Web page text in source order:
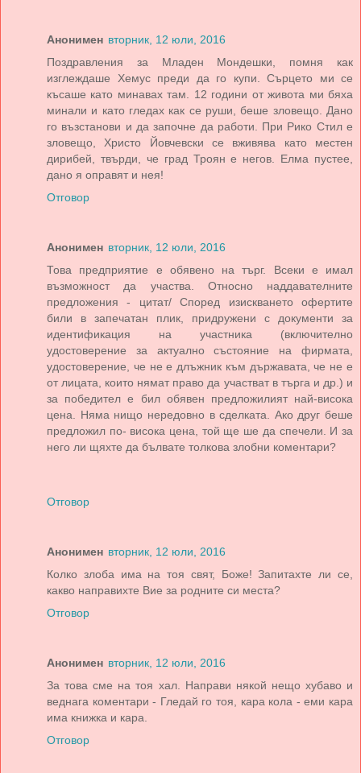
Анонимен вторник, 12 юли, 2016
Поздравления за Младен Мондешки, помня как
изглеждаше Хемус преди да го купи. Сърцето ми се
късаше като минавах там. 12 години от живота ми бяха
минали и като гледах как се руши, беше зловещо. Дано
го възстанови и да започне да работи. При Рико Стил е
зловещо, Христо Йовчевски се вживява като местен
дирибей, твърди, че град Троян е негов. Елма пустее,
дано я оправят и нея!
Отговор
Анонимен вторник, 12 юли, 2016
Това предприятие е обявено на търг. Всеки е имал
възможност да участва. Относно наддавателните
предложения - цитат/ Според изискването офертите
били в запечатан плик, придружени с документи за
идентификация на участника (включително
удостоверение за актуално състояние на фирмата,
удостоверение, че не е длъжник към държавата, че не е
от лицата, които нямат право да участват в търга и др.) и
за победител е бил обявен предложилият най-висока
цена. Няма нищо нередовно в сделката. Ако друг беше
предложил по- висока цена, той ще ше да спечели. И за
него ли щяхте да бълвате толкова злобни коментари?
Отговор
Анонимен вторник, 12 юли, 2016
Колко злоба има на тоя свят, Боже! Запитахте ли се,
какво направихте Вие за родните си места?
Отговор
Анонимен вторник, 12 юли, 2016
За това сме на тоя хал. Направи някой нещо хубаво и
веднага коментари - Гледай го тоя, кара кола - еми кара
има книжка и кара.
Отговор